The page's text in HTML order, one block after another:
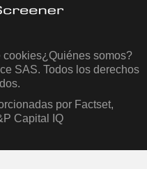
cookies¿Quiénes somos?
SAS. Todos los derechos
por Factset,
Capital IQ